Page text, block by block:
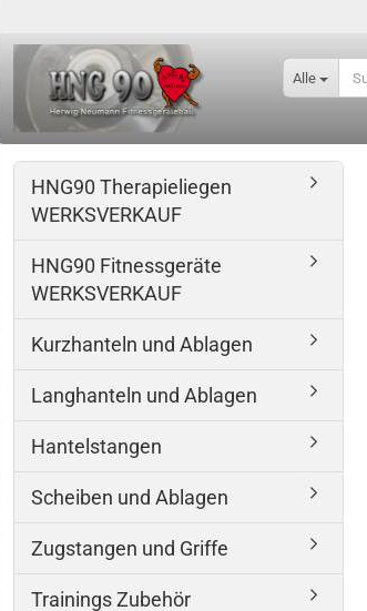
Alle
HNG90 Therapieliegen
WERKSVERKAUF
HNG90 Fitnessgeräte
WERKSVERKAUF
Kurzhanteln und Ablagen
Langhanteln und Ablagen
Hantelstangen
Scheiben und Ablagen
Zugstangen und Griffe
Trainings Zubehör